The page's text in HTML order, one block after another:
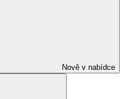
Nově v nabídce